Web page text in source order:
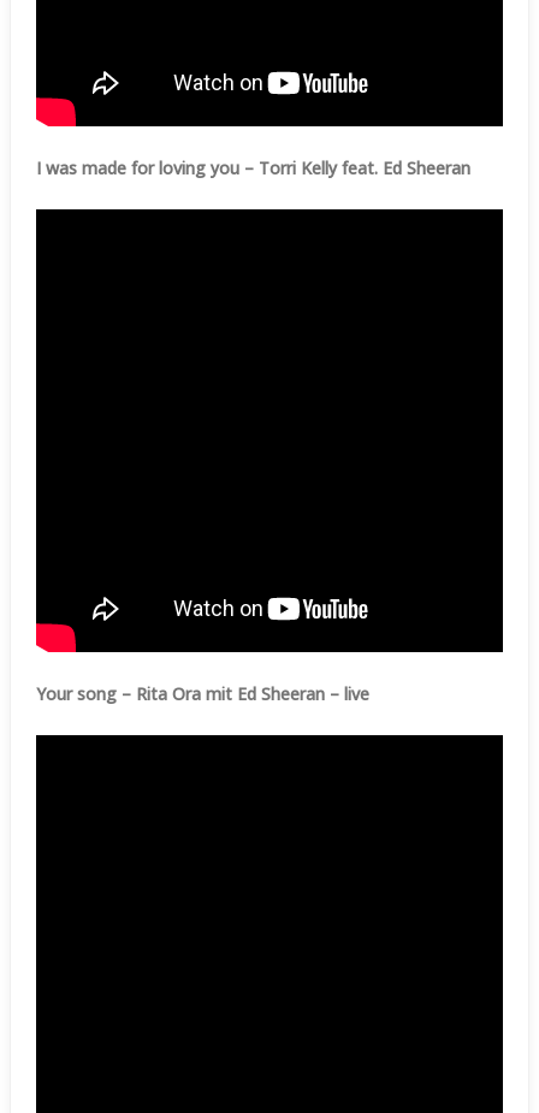
I was made for loving you – Torri Kelly feat. Ed Sheeran
Your song – Rita Ora mit Ed Sheeran – live